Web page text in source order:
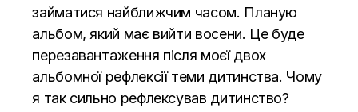
займатися найближчим часом. Планую
альбом, який має вийти восени. Це буде
перезавантаження після моєї двох
альбомної рефлексії теми дитинства. Чому
я так сильно рефлексував дитинство?